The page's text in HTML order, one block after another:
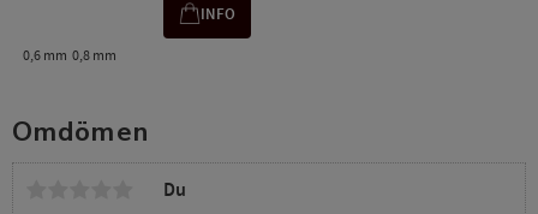
Omdömen
Du
INFO
0,6 mm 0,8 mm